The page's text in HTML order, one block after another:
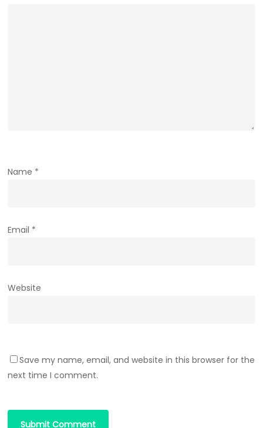
Name *
Email *
Website
Save my name, email, and website in this browser for the
next time I comment.